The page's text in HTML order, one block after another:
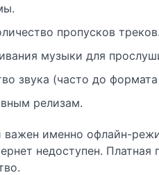
пропусков треков.
музыки для
звука (часто до
релизам.
важен именно офлайн-
недоступен.